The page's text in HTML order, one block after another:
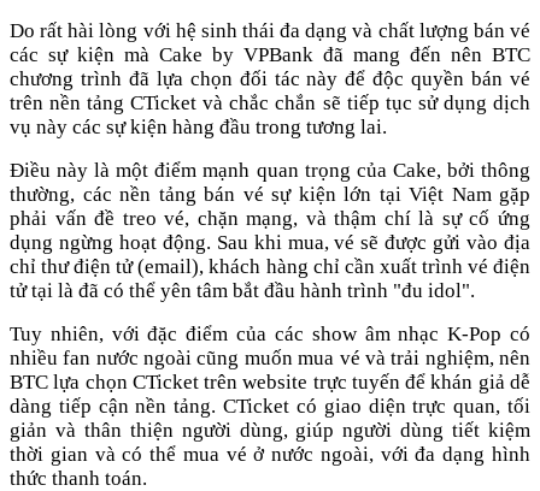
Do rất hài lòng với hệ sinh thái đa dạng và chất lượng bán vé
các sự kiện mà Cake by VPBank đã mang đến nên BTC
chương trình đã lựa chọn đối tác này để độc quyền bán vé
trên nền tảng CTicket và chắc chắn sẽ tiếp tục sử dụng dịch
vụ này các sự kiện hàng đầu trong tương lai.
Điều này là một điểm mạnh quan trọng của Cake, bởi thông
thường, các nền tảng bán vé sự kiện lớn tại Việt Nam gặp
phải vấn đề treo vé, chặn mạng, và thậm chí là sự cố ứng
dụng ngừng hoạt động. Sau khi mua, vé sẽ được gửi vào địa
chỉ thư điện tử (email), khách hàng chỉ cần xuất trình vé điện
tử tại là đã có thể yên tâm bắt đầu hành trình "đu idol".
Tuy nhiên, với đặc điểm của các show âm nhạc K-Pop có
nhiều fan nước ngoài cũng muốn mua vé và trải nghiệm, nên
BTC lựa chọn CTicket trên website trực tuyến để khán giả dễ
dàng tiếp cận nền tảng. CTicket có giao diện trực quan, tối
giản và thân thiện người dùng, giúp người dùng tiết kiệm
thời gian và có thể mua vé ở nước ngoài, với đa dạng hình
thức thanh toán.